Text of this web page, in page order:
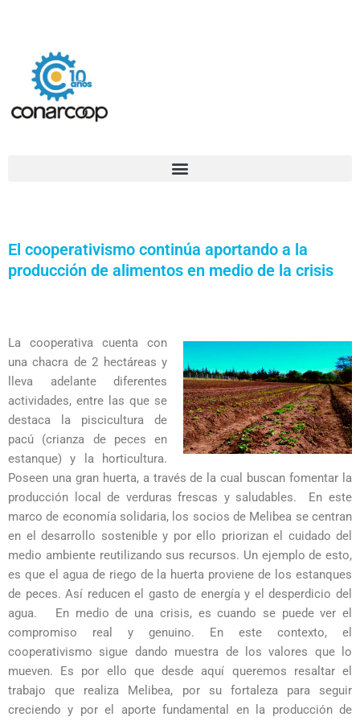
El cooperativismo continúa aportando a la
producción de alimentos en medio de la crisis
La cooperativa cuenta con
una chacra de 2 hectáreas y
lleva adelante diferentes
actividades, entre las que se
destaca la piscicultura de
pacú (crianza de peces en
estanque) y la horticultura.
Poseen una gran huerta, a través de la cual buscan fomentar la
producción local de verduras frescas y saludables. En este
marco de economía solidaria, los socios de Melibea se centran
en el desarrollo sostenible y por ello priorizan el cuidado del
medio ambiente reutilizando sus recursos. Un ejemplo de esto,
es que el agua de riego de la huerta proviene de los estanques
de peces. Así reducen el gasto de energía y el desperdicio del
agua. En medio de una crisis, es cuando se puede ver el
compromiso real y genuino. En este contexto, el
cooperativismo sigue dando muestra de los valores que lo
mueven. Es por ello que desde aquí queremos resaltar el
trabajo que realiza Melibea, por su fortaleza para seguir
creciendo y por el aporte fundamental en la producción de